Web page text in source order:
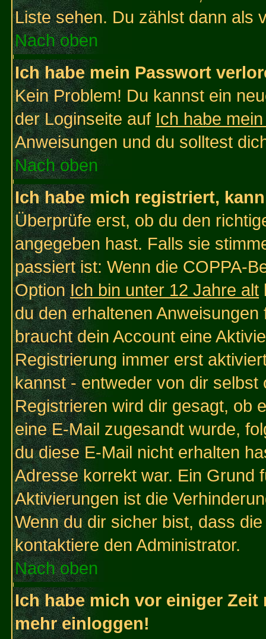
Liste sehen. Du zählst dann als
Nach oben
Ich habe mein Passwort
Kein Problem! Du kannst ein
der Loginseite auf Ich habe
Anweisungen und du solltest
Nach oben
Ich habe mich registriert,
Überprüfe erst, ob du den
angegeben hast. Falls sie
passiert ist: Wenn die COPPA-
OptionIch bin unter 12 Jahre alt
du den erhaltenen
braucht dein Account eine
Registrierung immer erst
kannst - entweder von dir selbst
Registrieren wird dir gesagt, ob
eine E-Mail zugesandt wurde,
du diese E-Mail nicht erhalten
Adresse korrekt war. Ein Grund
Aktivierungen ist die
Wenn du dir sicher bist, dass
kontaktiere den Administrator.
Nach oben
Ich habe mich vor einiger
mehr einloggen!